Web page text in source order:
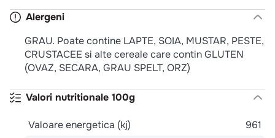
Alergeni
GRAU. Poate contine LAPTE, SOIA, MUSTAR, PESTE,
CRUSTACEE si alte cereale care contin GLUTEN
(OVAZ, SECARA, GRAU SPELT, ORZ)
Valori nutritionale 100g
Valoare energetica (kj)
961